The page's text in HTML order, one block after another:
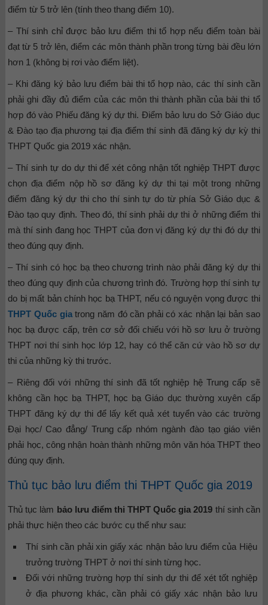
điểm từ 5 trở lên (tính theo thang điểm 10).
– Thí sinh chỉ được bảo lưu điểm thi tổ hợp nếu điểm toàn bài
đạt từ 5 trở lên, điểm các môn thành phần trong từng bài đều lớn
hơn 1 (không bị rơi vào điểm liệt).
– Khi đăng ký bảo lưu điểm bài thi tổ hợp nào, các thí sinh cần
phải ghi đầy đủ điểm của các môn thi thành phần của bài thi tổ
hợp đó vào Phiếu đăng ký dự thi. Điểm bảo lưu do Sở Giáo dục
& Đào tạo địa phương tại địa điểm thí sinh đã đăng ký dự kỳ thi
THPT Quốc gia 2019 xác nhận.
– Thí sinh tự do dự thi để xét công nhận tốt nghiệp THPT được
chọn địa điểm nộp hồ sơ đăng ký dự thi tại một trong những
điểm đăng ký dự thi cho thí sinh tự do từ phía Sở Giáo dục &
Đào tạo quy định. Theo đó, thí sinh phải dự thi ở những điểm thi
mà thí sinh đang học THPT của đơn vị đăng ký dự thi đó dự thi
theo đúng quy định.
– Thí sinh có học bạ theo chương trình nào phải đăng ký dự thi
theo đúng quy định của chương trình đó. Trường hợp thí sinh tự
do bị mất bản chính học bạ THPT, nếu có nguyện vọng được thi
THPT Quốc giatrong năm đó cần phải có xác nhận lại bản sao
học bạ được cấp, trên cơ sở đối chiếu với hồ sơ lưu ở trường
THPT nơi thí sinh học lớp 12, hay có thể căn cứ vào hồ sơ dự
thi của những kỳ thi trước.
– Riêng đối với những thí sinh đã tốt nghiệp hệ Trung cấp sẽ
không cần học bạ THPT, học bạ Giáo dục thường xuyên cấp
THPT đăng ký dự thi để lấy kết quả xét tuyển vào các trường
Đại học/ Cao đẳng/ Trung cấp nhóm ngành đào tạo giáo viên
phải học, công nhận hoàn thành những môn văn hóa THPT theo
đúng quy định.
Thủ tục bảo lưu điểm thi THPT Quốc gia 2019
Thủ tục làm bảo lưu điểm thi THPT Quốc gia 2019 thí sinh cần
phải thực hiện theo các bước cụ thể như sau:
Thí sinh cần phải xin giấy xác nhận bảo lưu điểm của Hiệu
trưởng trường THPT ở nơi thí sinh từng học.
Đối với những trường hợp thí sinh dự thi để xét tốt nghiệp
ở địa phương khác, cần phải có giấy xác nhận bảo lưu